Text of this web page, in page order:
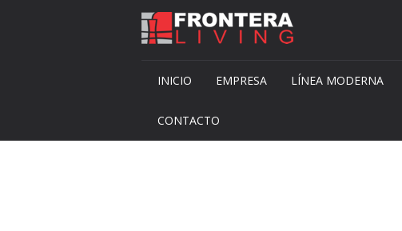
INICIO EMPRESA LÍNEA MODERNA
CONTACTO